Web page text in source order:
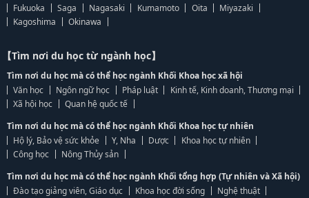
Fukuoka
Saga Nagasaki Kumamoto Oita
Miyazaki
Kagoshima
Okinawa
【Tìm nơi du học từ ngành học】
Tìm nơi du học mà có thể học ngành Khối Khoa học xã hội
Văn học
Ngôn ngữ học Pháp luật
Kinh tế, Kinh doanh, Thương mại
Xã hội học
Quan hệ quốc tế
Tìm nơi du học mà có thể học ngành Khối Khoa học tự nhiên
Hộ lý, Bảo vệ sức khỏe
Y, Nha Dược
Khoa học tự nhiên
Công học
Nông Thủy sản
Tìm nơi du học mà có thể học ngành Khối tổng hợp (Tự nhiên và Xã hội)
Đào tạo giảng viên, Giáo dục
Khoa học đời sống
Nghệ thuật